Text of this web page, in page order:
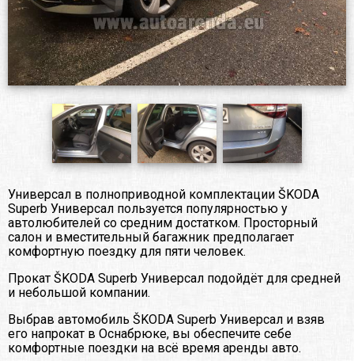
Универсал в полноприводной комплектации ŠKODA
Superb Универсал пользуется популярностью у
автолюбителей со средним достатком. Просторный
салон и вместительный багажник предполагает
комфортную поездку для пяти человек.
Прокат ŠKODA Superb Универсал подойдёт для средней
и небольшой компании.
Выбрав автомобиль ŠKODA Superb Универсал и взяв
его напрокат в Оснабрюке, вы обеспечите себе
комфортные поездки на всё время аренды авто.